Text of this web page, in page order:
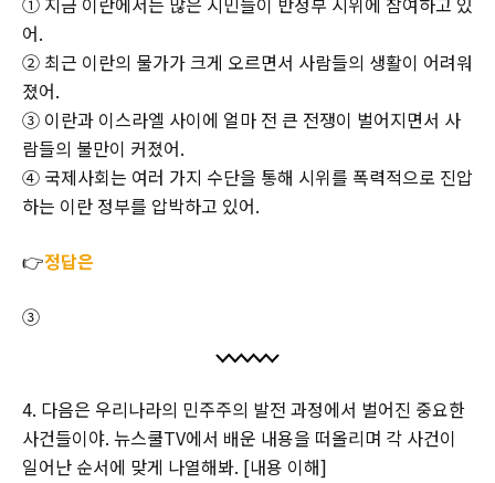
어.
② 최근 이란의 물가가 크게 오르면서 사람들의 생활이 어려워
졌어.
③ 이란과 이스라엘 사이에 얼마 전 큰 전쟁이 벌어지면서 사
람들의 불만이 커졌어.
④ 국제사회는 여러 가지 수단을 통해 시위를 폭력적으로 진압
하는 이란 정부를 압박하고 있어.
👉정답은
③
4. 다음은 우리나라의 민주주의 발전 과정에서 벌어진 중요한
사건들이야. 뉴스쿨TV에서 배운 내용을 떠올리며 각 사건이
일어난 순서에 맞게 나열해봐. [내용 이해]